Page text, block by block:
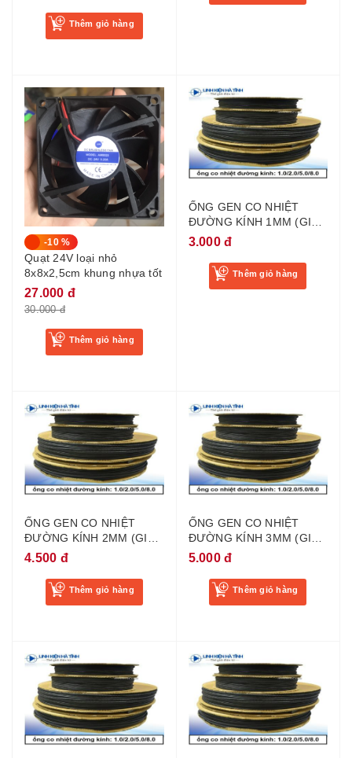
sóng RF
Thêm giỏ hàng
-10 %
Quạt 24V loại nhỏ
8x8x2,5cm khung nhựa tốt
27.000 đ
30.000 đ
Thêm giỏ hàng
ỐNG GEN CO NHIỆT
ĐƯỜNG KÍNH 1MM (GIÁ
1 MÉT)
3.000 đ
Thêm giỏ hàng
ỐNG GEN CO NHIỆT
ĐƯỜNG KÍNH 2MM (GIÁ
1 MÉT)
4.500 đ
Thêm giỏ hàng
ỐNG GEN CO NHIỆT
ĐƯỜNG KÍNH 3MM (GIÁ
1 MÉT)
5.000 đ
Thêm giỏ hàng